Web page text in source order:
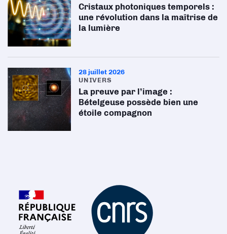
Cristaux photoniques temporels :
une révolution dans la maîtrise de
la lumière
28 juillet 2026
UNIVERS
La preuve par l’image :
Bételgeuse possède bien une
étoile compagnon